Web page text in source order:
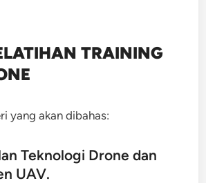
TRAINING
yang akan dibahas:
Teknologi Drone dan
UAV.